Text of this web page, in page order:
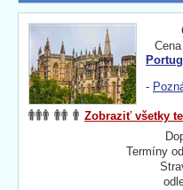
-
Zobraziť všetky
Termíny